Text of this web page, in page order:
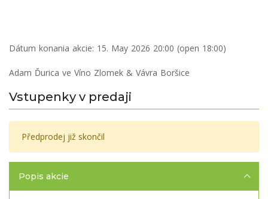
Dátum konania akcie: 15. May 2026 20:00 (open 18:00)
Adam Ďurica ve Víno Zlomek & Vávra Boršice
Vstupenky v predaji
Předprodej již skončil
Popis akcie